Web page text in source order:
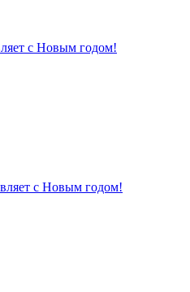
с Новым годом!
с Новым годом!